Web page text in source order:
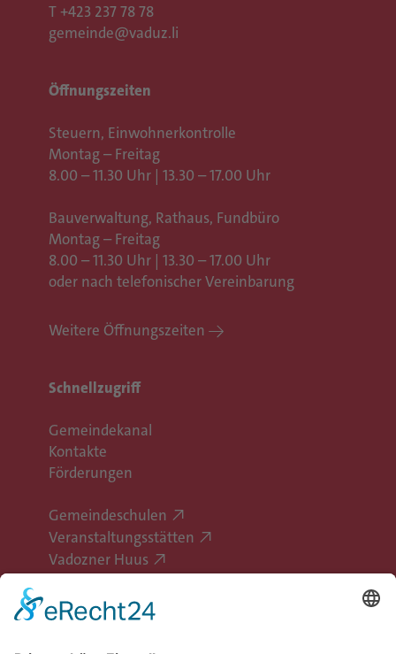
T +423 237 78 78
gemeinde@vaduz.li
Öffnungszeiten
Steuern, Einwohnerkontrolle
Montag – Freitag
8.00 – 11.30 Uhr | 13.30 – 17.00 Uhr
Bauverwaltung, Rathaus, Fundbüro
Montag – Freitag
8.00 – 11.30 Uhr | 13.30 – 17.00 Uhr
oder nach telefonischer Vereinbarung
Weitere Öffnungszeiten
Schnellzugriff
Gemeindekanal
Kontakte
Förderungen
Gemeindeschulen
Veranstaltungsstätten
Vadozner Huus